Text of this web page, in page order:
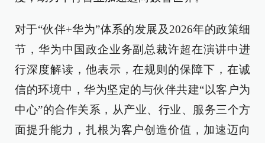
对于“伙伴+华为”体系的发展及2026年的政策细
节，华为中国政企业务副总裁许超在演讲中进
行深度解读，他表示，在规则的保障下，在诚
信的环境中，华为坚定的与伙伴共建“以客户为
中心”的合作关系，从产业、行业、服务三个方
面提升能力，扎根为客户创造价值，加速迈向